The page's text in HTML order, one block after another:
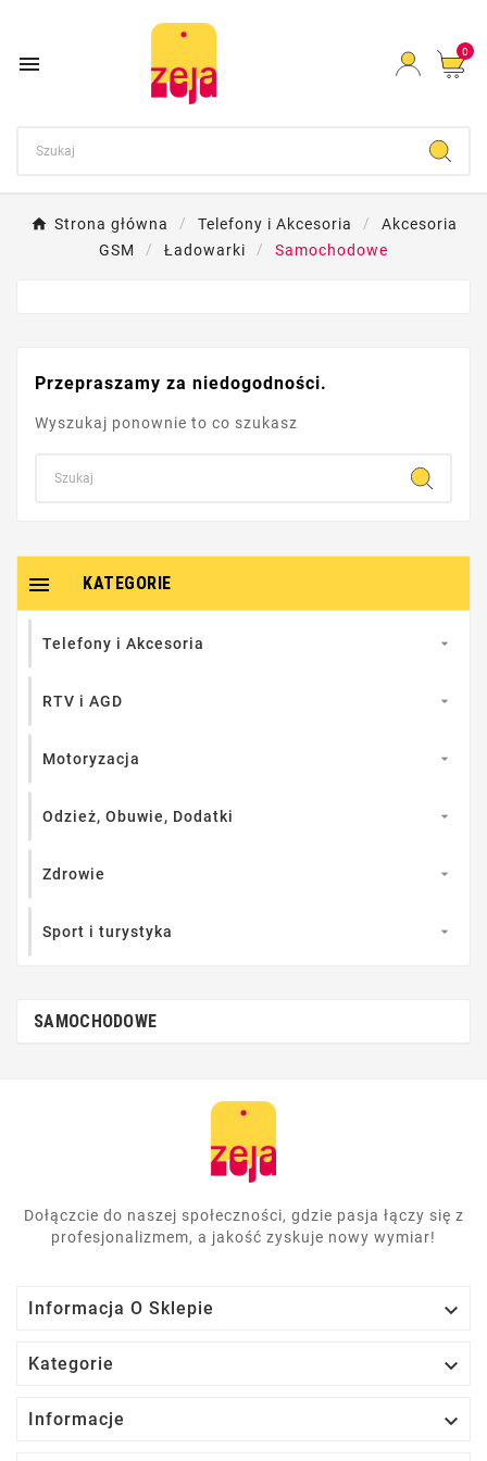
 0
Strona główna Telefony i Akcesoria
Akcesoria
GSM
Ładowarki Samochodowe
Przepraszamy za niedogodności.
Wyszukaj ponownie to co szukasz
KATEGORIE

Telefony i Akcesoria 
RTV i AGD 
Motoryzacja 
Odzież, Obuwie, Dodatki 
Zdrowie 
Sport i turystyka 
SAMOCHODOWE
Dołączcie do naszej społeczności, gdzie pasja łączy się z
profesjonalizmem, a jakość zyskuje nowy wymiar!
Informacja O Sklepie 
Kategorie 
Informacje 